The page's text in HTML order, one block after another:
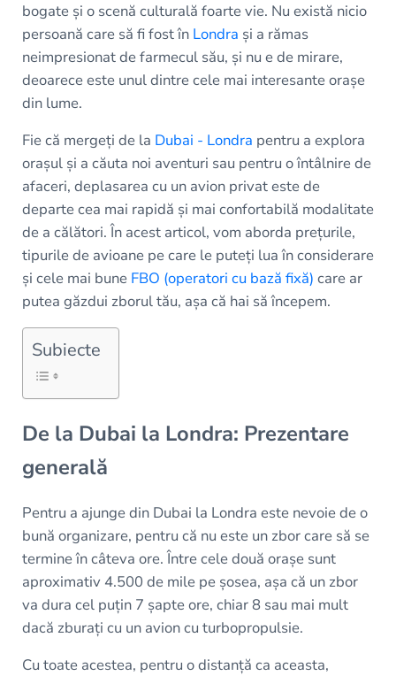
bogate și o scenă culturală foarte vie. Nu există nicio
persoană care să fi fost în Londra și a rămas
neimpresionat de farmecul său, și nu e de mirare,
deoarece este unul dintre cele mai interesante orașe
din lume.
Fie că mergeți de la Dubai - Londra pentru a explora
orașul și a căuta noi aventuri sau pentru o întâlnire de
afaceri, deplasarea cu un avion privat este de
departe cea mai rapidă și mai confortabilă modalitate
de a călători. În acest articol, vom aborda prețurile,
tipurile de avioane pe care le puteți lua în considerare
și cele mai bune FBO (operatori cu bază fixă) care ar
putea găzdui zborul tău, așa că hai să începem.
Subiecte
De la Dubai la Londra: Prezentare
generală
Pentru a ajunge din Dubai la Londra este nevoie de o
bună organizare, pentru că nu este un zbor care să se
termine în câteva ore. Între cele două orașe sunt
aproximativ 4.500 de mile pe șosea, așa că un zbor
va dura cel puțin 7 șapte ore, chiar 8 sau mai mult
dacă zburați cu un avion cu turbopropulsie.
Cu toate acestea, pentru o distanță ca aceasta,